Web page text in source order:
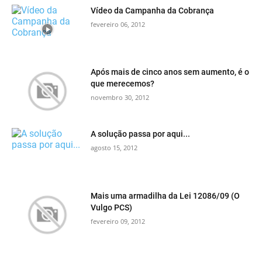
Vídeo da Campanha da Cobrança
fevereiro 06, 2012
Após mais de cinco anos sem aumento, é o
que merecemos?
novembro 30, 2012
A solução passa por aqui...
agosto 15, 2012
Mais uma armadilha da Lei 12086/09 (O
Vulgo PCS)
fevereiro 09, 2012